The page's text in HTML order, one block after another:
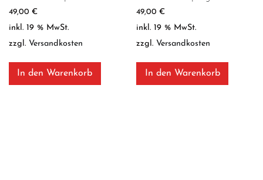
49,00 €
inkl. 19 % MwSt.
zzgl. Versandkosten
In den Warenkorb
49,00€
inkl. 19 % MwSt.
zzgl. Versandkosten
In den Warenkorb